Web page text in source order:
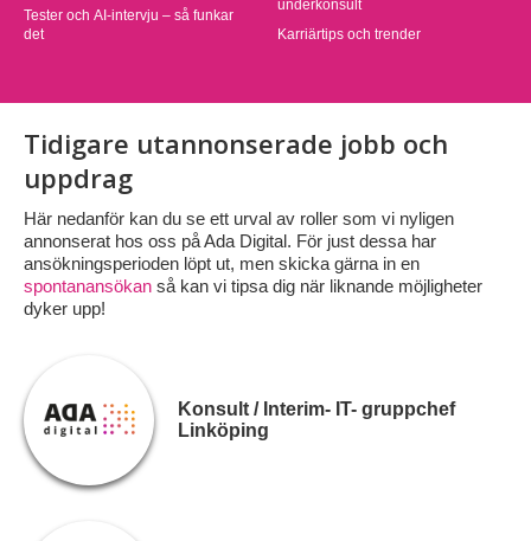
Tester och AI-intervju – så funkar
det
underkonsult
Karriärtips och trender
Tidigare utannonserade jobb och
uppdrag
Här nedanför kan du se ett urval av roller som vi nyligen
annonserat hos oss på Ada Digital. För just dessa har
ansökningsperioden löpt ut, men skicka gärna in en
spontanansökan så kan vi tipsa dig när liknande möjligheter
dyker upp!
Konsult / Interim- IT- gruppchef
Linköping